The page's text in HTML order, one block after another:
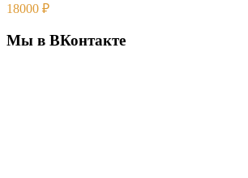
18000 ₽
Мы в ВКонтакте